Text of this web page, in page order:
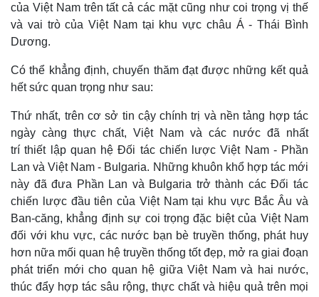
của Việt Nam trên tất cả các mặt cũng như coi trọng vị thế
và vai trò của Việt Nam tại khu vực châu Á - Thái Bình
Dương.
Có thể khẳng định, chuyến thăm đạt được những kết quả
hết sức quan trọng như sau:
Thứ nhất, trên cơ sở tin cậy chính trị và nền tảng hợp tác
ngày càng thực chất, Việt Nam và các nước đã nhất
trí thiết lập quan hệ Đối tác chiến lược Việt Nam - Phần
Lan và Việt Nam - Bulgaria. Những khuôn khổ hợp tác mới
này đã đưa Phần Lan và Bulgaria trở thành các Đối tác
chiến lược đầu tiên của Việt Nam tại khu vực Bắc Âu và
Ban-căng, khẳng định sự coi trọng đặc biệt của Việt Nam
đối với khu vực, các nước bạn bè truyền thống, phát huy
hơn nữa mối quan hệ truyền thống tốt đẹp, mở ra giai đoạn
phát triển mới cho quan hệ giữa Việt Nam và hai nước,
thúc đẩy hợp tác sâu rộng, thực chất và hiệu quả trên mọi